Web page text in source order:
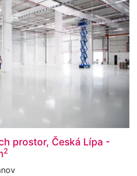
prostor, Česká Lípa -
2